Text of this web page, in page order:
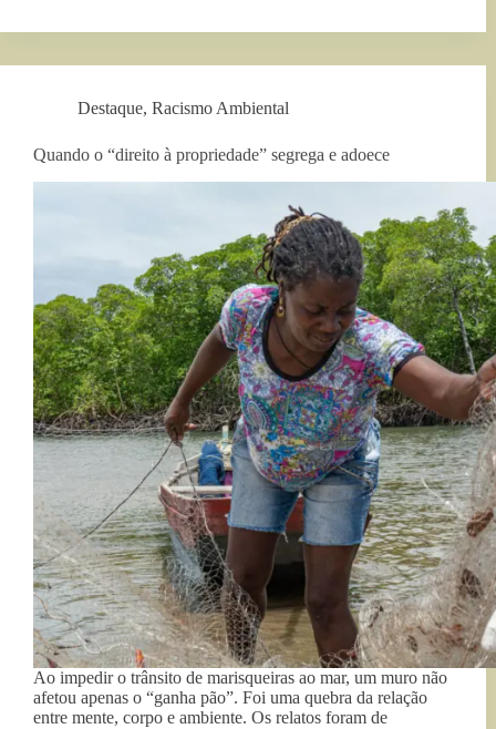
Destaque, Racismo Ambiental
Quando o “direito à propriedade” segrega e adoece
Ao impedir o trânsito de marisqueiras ao mar, um muro não
afetou apenas o “ganha pão”. Foi uma quebra da relação
entre mente, corpo e ambiente. Os relatos foram de